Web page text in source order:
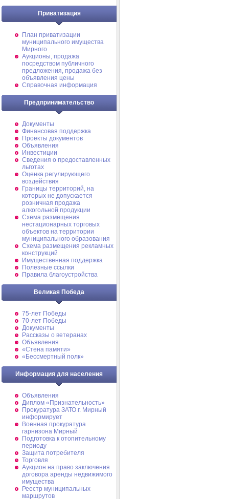
Приватизация
План приватизации
муниципального имущества
Мирного
Аукционы, продажа
посредством публичного
предложения, продажа без
объявления цены
Справочная информация
Предпринимательство
Документы
Финансовая поддержка
Проекты документов
Объявления
Инвестиции
Сведения о предоставленных
льготах
Оценка регулирующего
воздействия
Границы территорий, на
которых не допускается
розничная продажа
алкогольной продукции
Схема размещения
нестационарных торговых
объектов на территории
муниципального образования
Схема размещения рекламных
конструкций
Имущественная поддержка
Полезные ссылки
Правила благоустройства
Великая Победа
75-лет Победы
70-лет Победы
Документы
Рассказы о ветеранах
Объявления
«Стена памяти»
«Бессмертный полк»
Информация для населения
Объявления
Диплом «Признательность»
Прокуратура ЗАТО г. Мирный
информирует
Военная прокуратура
гарнизона Мирный
Подготовка к отопительному
периоду
Защита потребителя
Торговля
Аукцион на право заключения
договора аренды недвижимого
имущества
Реестр муниципальных
маршрутов